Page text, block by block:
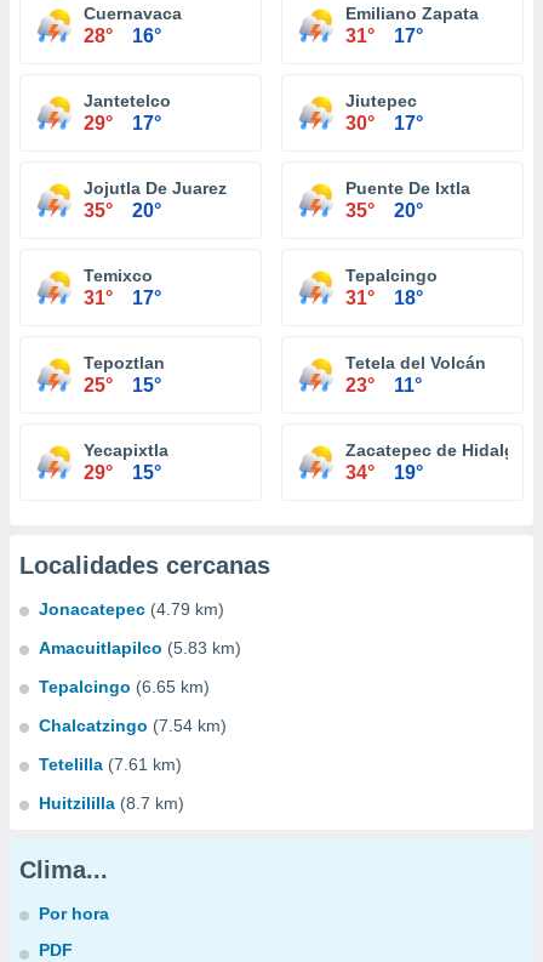
Cuernavaca
28° 16°
Emiliano Zapata
31° 17°
Jantetelco
29° 17°
Jiutepec
30° 17°
Jojutla De Juarez
35° 20°
Puente De Ixtla
35° 20°
Temixco
31° 17°
Tepalcingo
31° 18°
Tepoztlan
25° 15°
Tetela del Volcán
23° 11°
Yecapixtla
29° 15°
Zacatepec de Hidalgo
34° 19°
Localidades cercanas
Jonacatepec (4.79 km)
Amacuitlapilco (5.83 km)
Tepalcingo (6.65 km)
Chalcatzingo (7.54 km)
Tetelilla (7.61 km)
Huitzililla (8.7 km)
Clima...
Por hora
PDF